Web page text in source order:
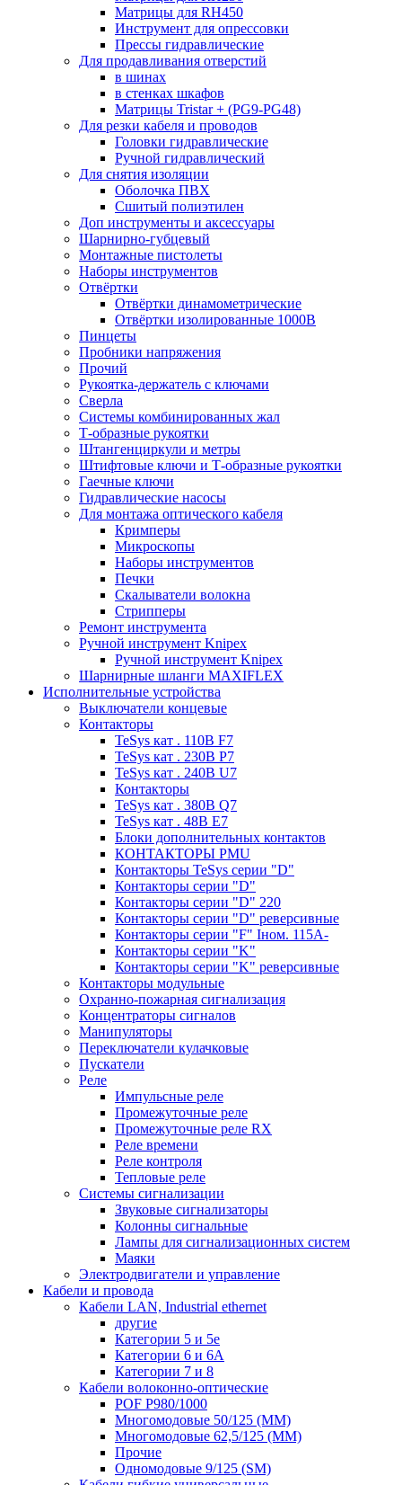
Матрицы для RH450
Инструмент для опрессовки
Прессы гидравлические
Для продавливания отверстий
в шинах
в стенках шкафов
Матрицы Tristar + (PG9-PG48)
Для резки кабеля и проводов
Головки гидравлические
Ручной гидравлический
Для снятия изоляции
Оболочка ПВХ
Сшитый полиэтилен
Доп инструменты и аксессуары
Шарнирно-губцевый
Монтажные пистолеты
Наборы инструментов
Отвёртки
Отвёртки динамометрические
Отвёртки изолированные 1000В
Пинцеты
Пробники напряжения
Прочий
Рукоятка-держатель с ключами
Сверла
Системы комбинированных жал
Т-образные рукоятки
Штангенциркули и метры
Штифтовые ключи и Т-образные рукоятки
Гаечные ключи
Гидравлические насосы
Для монтажа оптического кабеля
Кримперы
Микроскопы
Наборы инструментов
Печки
Скалыватели волокна
Стрипперы
Ремонт инструмента
Ручной инструмент Knipex
Ручной инструмент Knipex
Шарнирные шланги MAXIFLEX
Исполнительные устройства
Выключатели концевые
Контакторы
TeSys кат . 110В F7
TeSys кат . 230В P7
TeSys кат . 240В U7
Контакторы
TeSys кат . 380В Q7
TeSys кат . 48В E7
Блоки дополнительных контактов
КОНТАКТОРЫ PMU
Контакторы TeSys серии "D"
Контакторы серии "D"
Контакторы серии "D" 220
Контакторы серии "D" реверсивные
Контакторы серии "F" Iном. 115А-
Контакторы серии "K"
Контакторы серии "K" реверсивные
Контакторы модульные
Охранно-пожарная сигнализация
Концентраторы сигналов
Манипуляторы
Переключатели кулачковые
Пускатели
Реле
Импульсные реле
Промежуточные реле
Промежуточные реле RX
Реле времени
Реле контроля
Тепловые реле
Системы сигнализации
Звуковые сигнализаторы
Колонны сигнальные
Лампы для сигнализационных систем
Маяки
Электродвигатели и управление
Кабели и провода
Кабели LAN, Industrial ethernet
другие
Категории 5 и 5е
Категории 6 и 6A
Категории 7 и 8
Кабели волоконно-оптические
POF P980/1000
Многомодовые 50/125 (ММ)
Многомодовые 62,5/125 (ММ)
Прочие
Одномодовые 9/125 (SM)